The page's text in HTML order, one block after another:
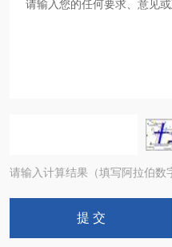
请输入计算结果（填写阿拉伯数